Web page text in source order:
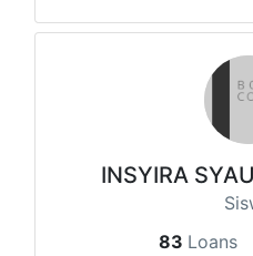
INSYIRA
83 Loans